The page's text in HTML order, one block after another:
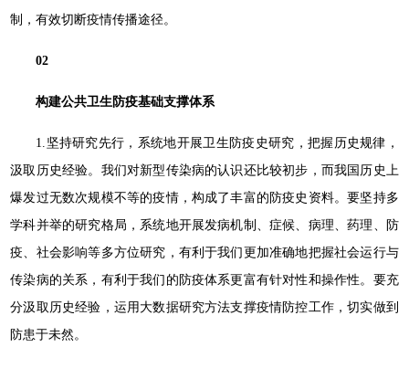
制，有效切断疫情传播途径。
02
构建公共卫生防疫基础支撑体系
1.坚持研究先行，系统地开展卫生防疫史研究，把握历史规律，
汲取历史经验。我们对新型传染病的认识还比较初步，而我国历史上
爆发过无数次规模不等的疫情，构成了丰富的防疫史资料。要坚持多
学科并举的研究格局，系统地开展发病机制、症候、病理、药理、防
疫、社会影响等多方位研究，有利于我们更加准确地把握社会运行与
传染病的关系，有利于我们的防疫体系更富有针对性和操作性。要充
分汲取历史经验，运用大数据研究方法支撑疫情防控工作，切实做到
防患于未然。